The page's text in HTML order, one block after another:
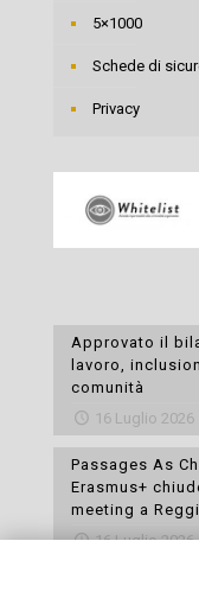
5×1000
Schede di
Privacy
Approvato il
lavoro,
comunità
16 Luglio 2026
Passages As
Erasmus+
meeting a
16 Luglio 2026
Esami di